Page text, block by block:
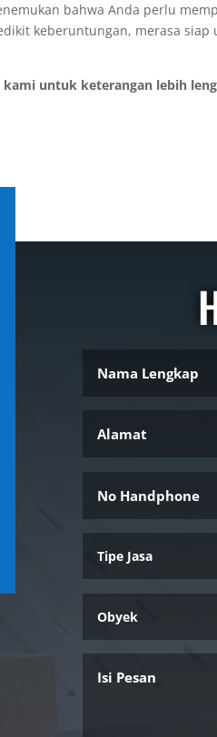
bahwa Anda perlu
keberuntungan, merasa
untuk keterangan lebih